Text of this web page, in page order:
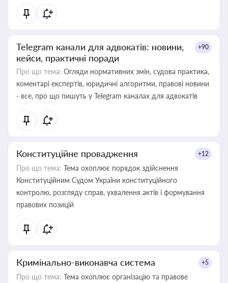
Telegram канали для адвокатів: новини,
кейси, практичні поради
+90
Про що тема: Огляди нормативних змін, судова практика,
коментарі експертів, юридичні алгоритми, правові новини
- все, про що пишуть у Telegram каналах для адвокатів
Конституційне провадження +12
Про що тема: Тема охоплює порядок здійснення
Конституційним Судом України конституційного
контролю, розгляду справ, ухвалення актів і формування
правових позицій
Кримінально-виконавча система +5
Про що тема: Тема охоплює організацію та правове